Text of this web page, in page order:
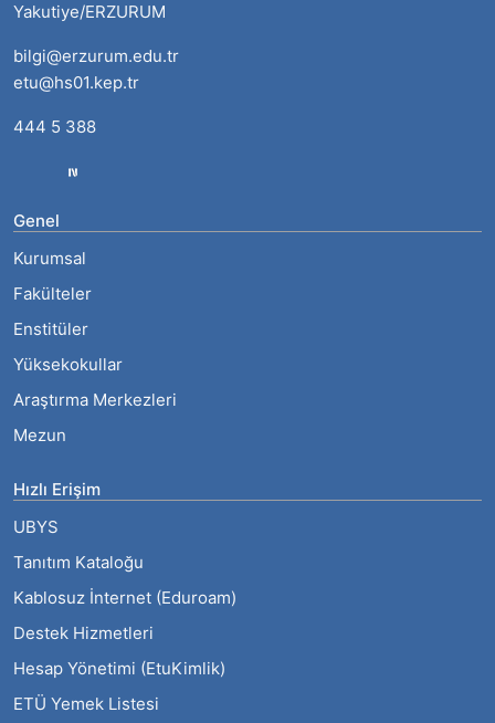
Yakutiye/ERZURUM
bilgi@erzurum.edu.tr
etu@hs01.kep.tr
444 5 388
Genel
Kurumsal
Fakülteler
Enstitüler
Yüksekokullar
Araştırma Merkezleri
Mezun
Hızlı Erişim
UBYS
Tanıtım Kataloğu
Kablosuz İnternet (Eduroam)
Destek Hizmetleri
Hesap Yönetimi (EtuKimlik)
ETÜ Yemek Listesi